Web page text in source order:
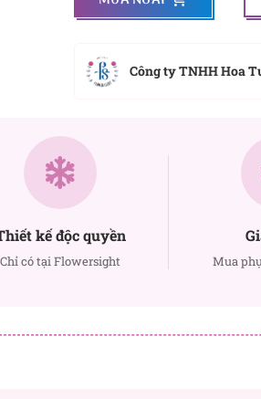
Công ty TNHH Hoa
kế độc quyền
Chỉ có tại Flowersight Mua